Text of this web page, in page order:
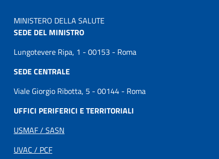
MINISTERO DELLA SALUTE
SEDE DEL MINISTRO
Lungotevere Ripa, 1 - 00153 - Roma
SEDE CENTRALE
Viale Giorgio Ribotta, 5 - 00144 - Roma
UFFICI PERIFERICI E TERRITORIALI
USMAF / SASN
UVAC / PCF